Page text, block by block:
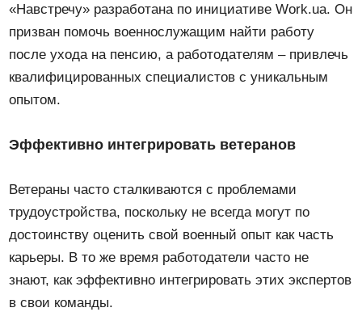
«Навстречу» разработана по инициативе Work.ua. Он
призван помочь военнослужащим найти работу
после ухода на пенсию, а работодателям – привлечь
квалифицированных специалистов с уникальным
опытом.
Эффективно интегрировать ветеранов
Ветераны часто сталкиваются с проблемами
трудоустройства, поскольку не всегда могут по
достоинству оценить свой военный опыт как часть
карьеры. В то же время работодатели часто не
знают, как эффективно интегрировать этих экспертов
в свои команды.